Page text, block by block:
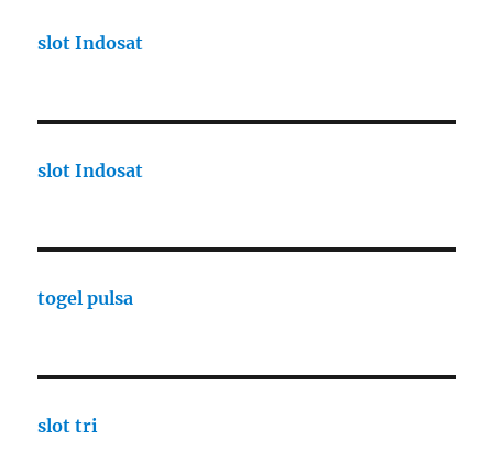
slot Indosat
slot Indosat
togel pulsa
slot tri